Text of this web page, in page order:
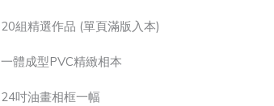
20組精選作品 (單頁滿版入本)
一體成型PVC精緻相本
24吋油畫相框一幅